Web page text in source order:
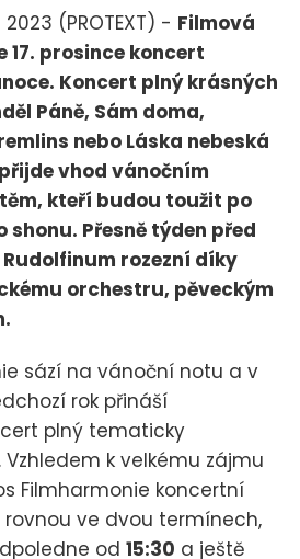
(PROTEXT) - Filmová
17. prosince koncert
Koncert plný krásných
Páně, Sám doma,
nebo Láska nebeská
vhod vánočním
kteří budou toužit po
shonu. Přesně týden před
rozezní díky
orchestru, pěveckým
sází na vánoční notu a v
rok přináší
plný tematicky
k velkému zájmu
Filmharmonie koncertní
rovnou ve dvou termínech,
od 15:30 a ještě